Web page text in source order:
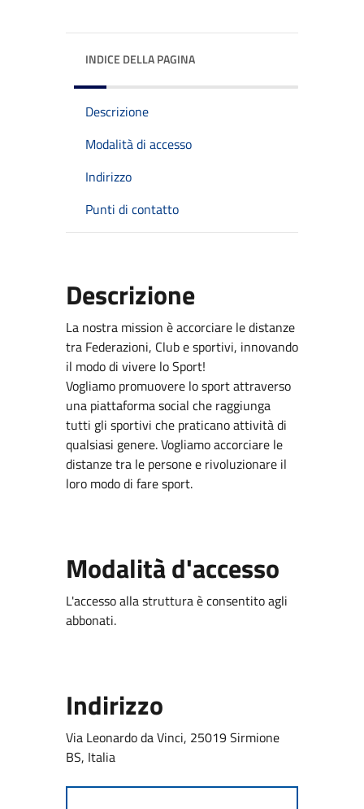
INDICE DELLA PAGINA
Descrizione
Modalità di accesso
Indirizzo
Punti di contatto
Descrizione
La nostra mission è accorciare le distanze
tra Federazioni, Club e sportivi, innovando
il modo di vivere lo Sport!
Vogliamo promuovere lo sport attraverso
una piattaforma social che raggiunga
tutti gli sportivi che praticano attività di
qualsiasi genere. Vogliamo accorciare le
distanze tra le persone e rivoluzionare il
loro modo di fare sport.
Modalità d'accesso
L'accesso alla struttura è consentito agli
abbonati.
Indirizzo
Via Leonardo da Vinci, 25019 Sirmione
BS, Italia